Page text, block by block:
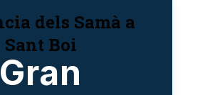
dels Samà a
Sant Boi
Gran